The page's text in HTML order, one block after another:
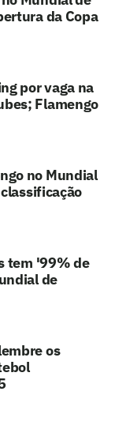
da Copa
por vaga na
Flamengo
no Mundial
tem '99% de
de
os